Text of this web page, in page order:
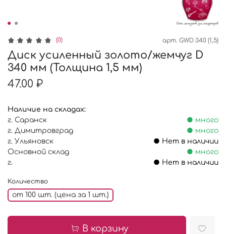
(0) арт. GWD 340 (1,5)
Диск усиленный золото/жемчуг D
340 мм (Толщина 1,5 мм)
47.00 ₽
Наличие на складах:
г. Саранск
● много
г. Димитровград
● много
г. Ульяновск
● Нет в наличии
Основной склад
● много
г.
● Нет в наличии
Количество
от 100 шт. (цена за 1 шт.)
В корзину